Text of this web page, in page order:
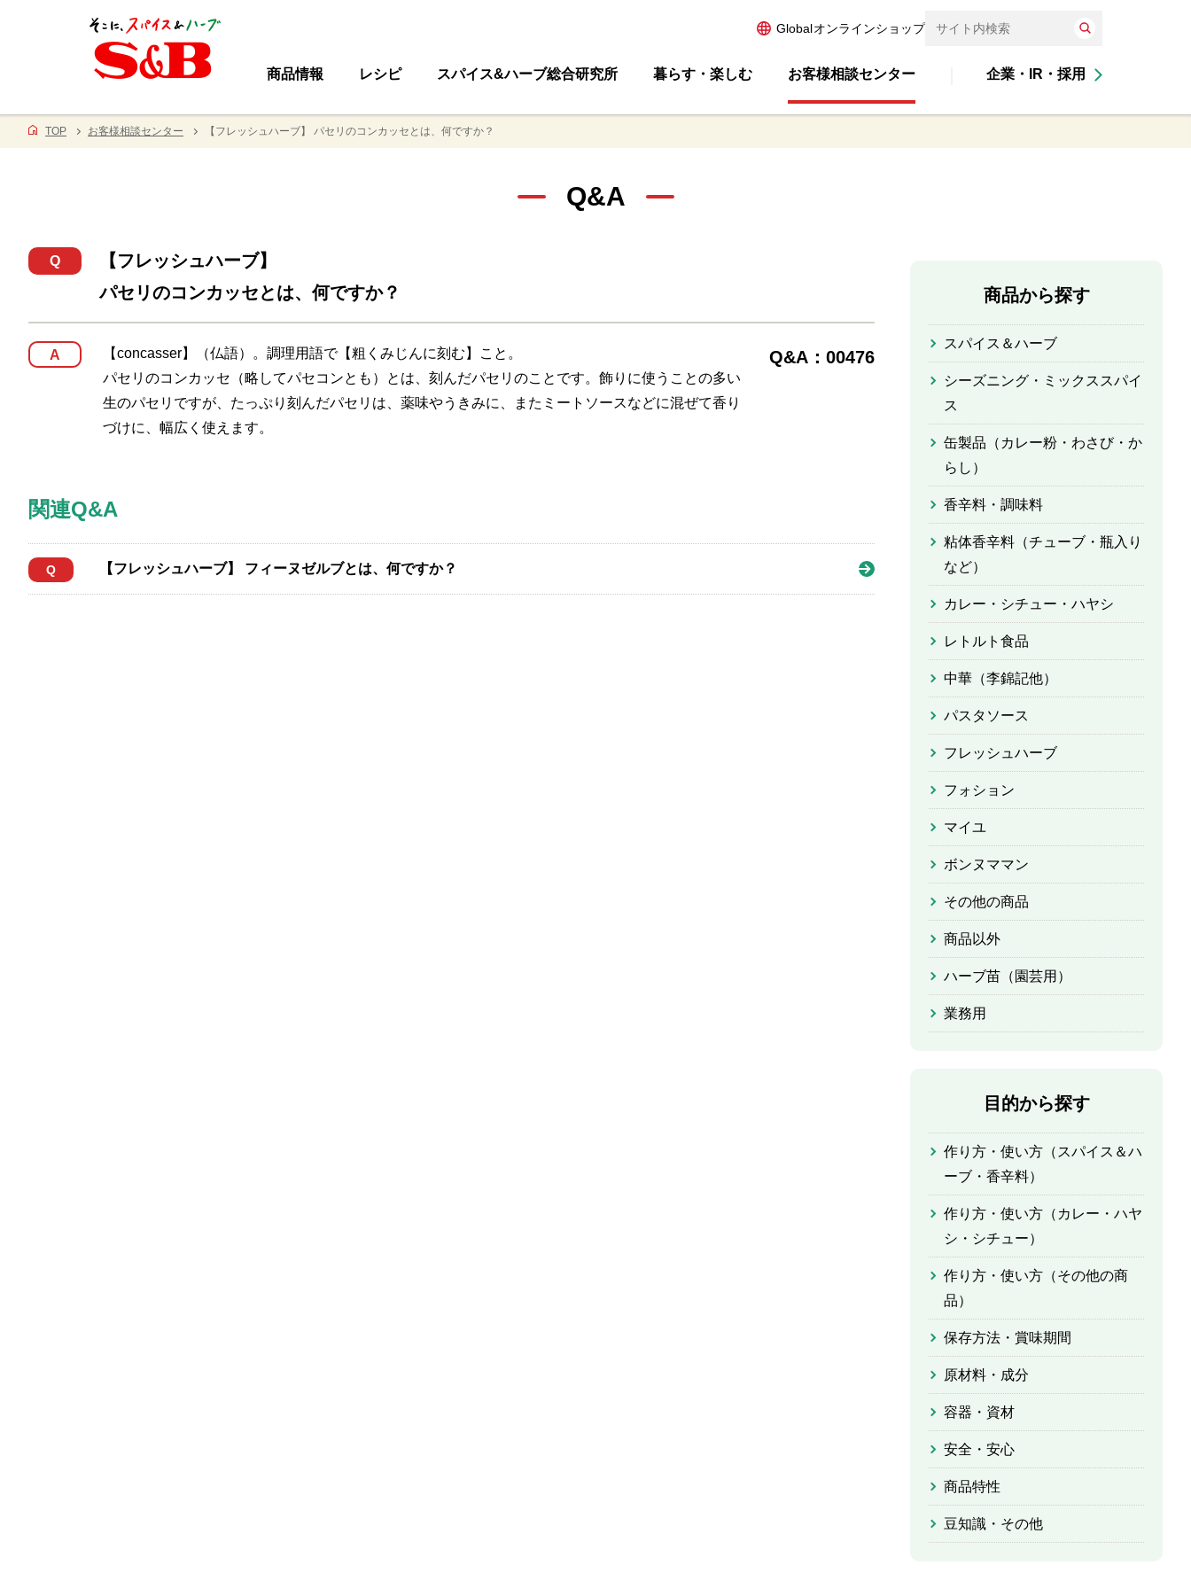
Globalオンラインショップ
商品情報 レシピ スパイス&ハーブ総合研究所 暮らす・楽しむ お客様相談センター 企業・IR・採用
TOP お客様相談センター 【フレッシュハーブ】 パセリのコンカッセとは、何ですか？
Q&A
Q
【フレッシュハーブ】
パセリのコンカッセとは、何ですか？
Q&A：00476
A
【concasser】（仏語）。調理用語で【粗くみじんに刻む】こと。
パセリのコンカッセ（略してパセコンとも）とは、刻んだパセリのことです。飾りに使うことの多い
生のパセリですが、たっぷり刻んだパセリは、薬味やうきみに、またミートソースなどに混ぜて香り
づけに、幅広く使えます。
関連Q&A
Q 【フレッシュハーブ】 フィーヌゼルブとは、何ですか？
商品から探す
スパイス＆ハーブ
シーズニング・ミックススパイ
ス
缶製品（カレー粉・わさび・か
らし）
香辛料・調味料
粘体香辛料（チューブ・瓶入り
など）
カレー・シチュー・ハヤシ
レトルト食品
中華（李錦記他）
パスタソース
フレッシュハーブ
フォション
マイユ
ボンヌママン
その他の商品
商品以外
ハーブ苗（園芸用）
業務用
目的から探す
作り方・使い方（スパイス＆ハ
ーブ・香辛料）
作り方・使い方（カレー・ハヤ
シ・シチュー）
作り方・使い方（その他の商
品）
保存方法・賞味期間
原材料・成分
容器・資材
安全・安心
商品特性
豆知識・その他